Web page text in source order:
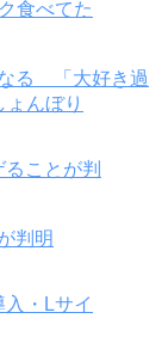
る 「大好き過
んぼり
判明